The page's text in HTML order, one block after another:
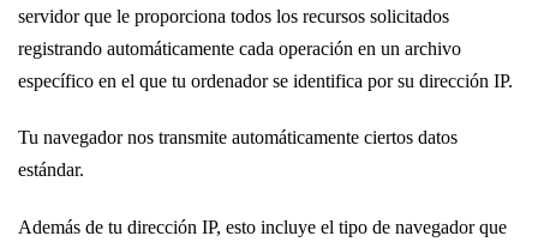
servidor que le proporciona todos los recursos solicitados
registrando automáticamente cada operación en un archivo
específico en el que tu ordenador se identifica por su dirección IP.
Tu navegador nos transmite automáticamente ciertos datos
estándar.
Además de tu dirección IP, esto incluye el tipo de navegador que